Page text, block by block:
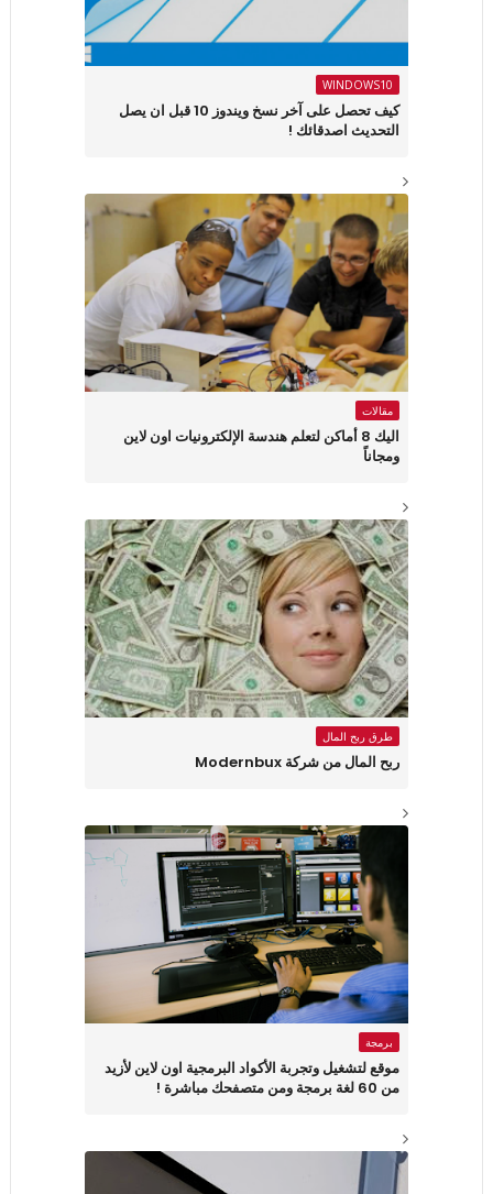
WINDOWS10
كيف تحصل على آخر نسخ ويندوز 10 قبل ان يصل
التحديث اصدقائك !
مقالات
اليك 8 أماكن لتعلم هندسة الإلكترونيات اون لاين
ومجاناً
طرق ربح المال
ربح المال من شركة Modernbux
برمجة
موقع لتشغيل وتجربة الأكواد البرمجية اون لاين لأزيد
من 60 لغة برمجة ومن متصفحك مباشرة !